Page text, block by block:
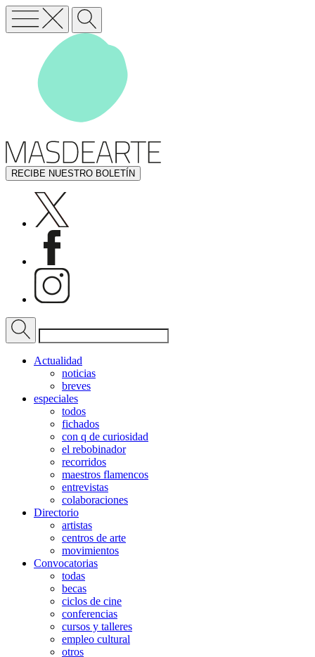
RECIBE NUESTRO BOLETÍN
Actualidad
noticias
breves
especiales
todos
fichados
con q de curiosidad
el rebobinador
recorridos
maestros flamencos
entrevistas
colaboraciones
Directorio
artistas
centros de arte
movimientos
Convocatorias
todas
becas
ciclos de cine
conferencias
cursos y talleres
empleo cultural
otros